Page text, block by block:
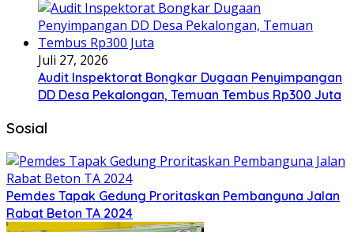
Juli 27, 2026
Audit Inspektorat Bongkar Dugaan Penyimpangan
DD Desa Pekalongan, Temuan Tembus Rp300 Juta
Sosial
Pemdes Tapak Gedung Proritaskan Pembanguna Jalan
Rabat Beton TA 2024